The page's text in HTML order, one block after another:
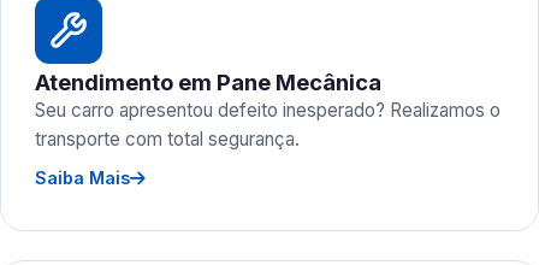
Atendimento em Pane Mecânica
Seu carro apresentou defeito inesperado? Realizamos o
transporte com total segurança.
Saiba Mais